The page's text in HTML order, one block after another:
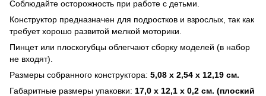
Соблюдайте осторожность при работе с детьми.
Конструктор предназначен для подростков и взрослых, так как
требует хорошо развитой мелкой моторики.
Пинцет или плоскогубцы облегчают сборку моделей (в набор
не входят).
Размеры собранного конструктора: 5,08 x 2,54 x 12,19 см.
Габаритные размеры упаковки: 17,0 х 12,1 х 0,2 см. (плоский